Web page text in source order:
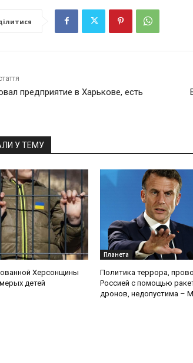
предприятие в Харькове, есть
У ТЕМУ
Херсонщины
детей
Планета
Политика террора,
Россией с помощью
дронов, недопустима –